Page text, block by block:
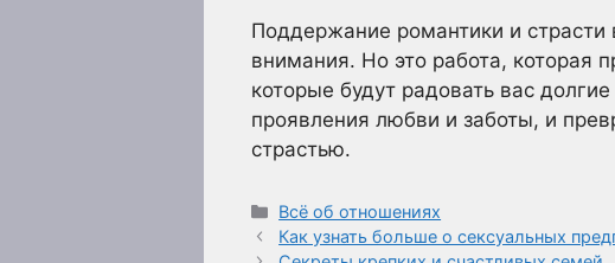
Поддержание романтики и страсти
внимания. Но это работа, которая
которые будут радовать вас
проявления любви и заботы, и
страстью.
Рубрики
Всё об отношениях
Как узнать больше о сексуальных